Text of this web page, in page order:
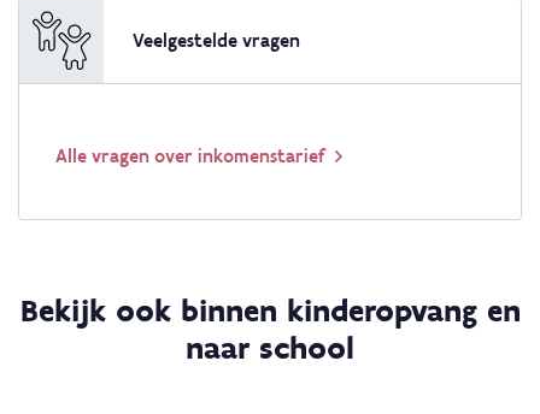
Veelgestelde vragen
Alle vragen over inkomenstarief
Bekijk ook binnen kinderopvang en
naar school